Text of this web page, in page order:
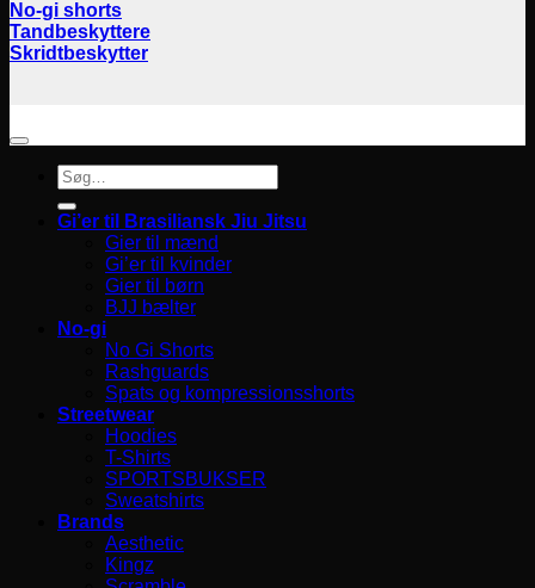
No-gi shorts
Tandbeskyttere
Skridtbeskytter
Søg
efter:
Gi’er til Brasiliansk Jiu Jitsu
Gier til mænd
Gi’er til kvinder
Gier til børn
BJJ bælter
No-gi
No Gi Shorts
Rashguards
Spats og kompressionsshorts
Streetwear
Hoodies
T-Shirts
SPORTSBUKSER
Sweatshirts
Brands
Aesthetic
Kingz